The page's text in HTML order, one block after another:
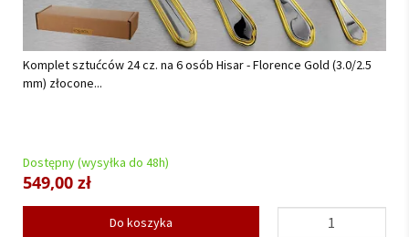
Serwis obiadowy na 12 osób (41el.) Lubiana - Daisy...
Dostępny (wysyłka do 48h)
959,00 zł
Do koszyka